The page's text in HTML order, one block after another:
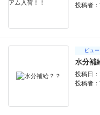
投稿者：
ビュ
水分補
投稿日
投稿者：